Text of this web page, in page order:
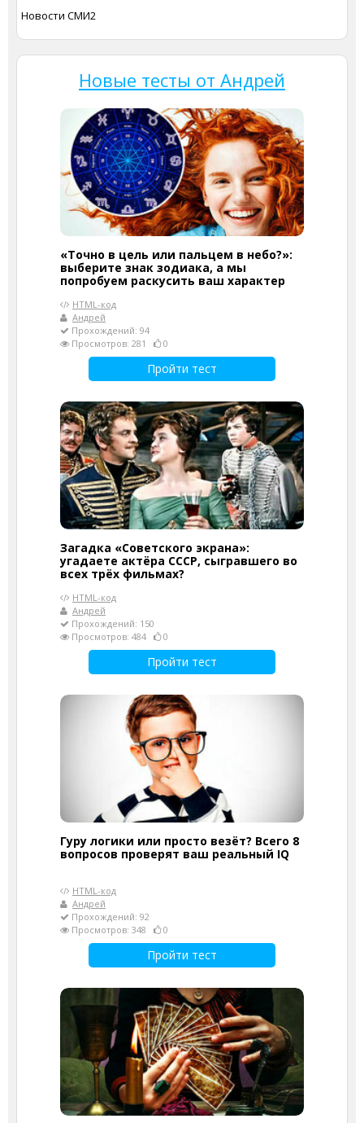
Новости СМИ2
Новые тесты от Андрей
«Точно в цель или пальцем в небо?»:
выберите знак зодиака, а мы
попробуем раскусить ваш характер
HTML-код
Андрей
Прохождений: 94
Просмотров: 281
0
Пройти тест
Загадка «Советского экрана»:
угадаете актёра СССР, сыгравшего во
всех трёх фильмах?
HTML-код
Андрей
Прохождений: 150
Просмотров: 484
0
Пройти тест
Гуру логики или просто везёт? Всего 8
вопросов проверят ваш реальный IQ
HTML-код
Андрей
Прохождений: 92
Просмотров: 348
0
Пройти тест